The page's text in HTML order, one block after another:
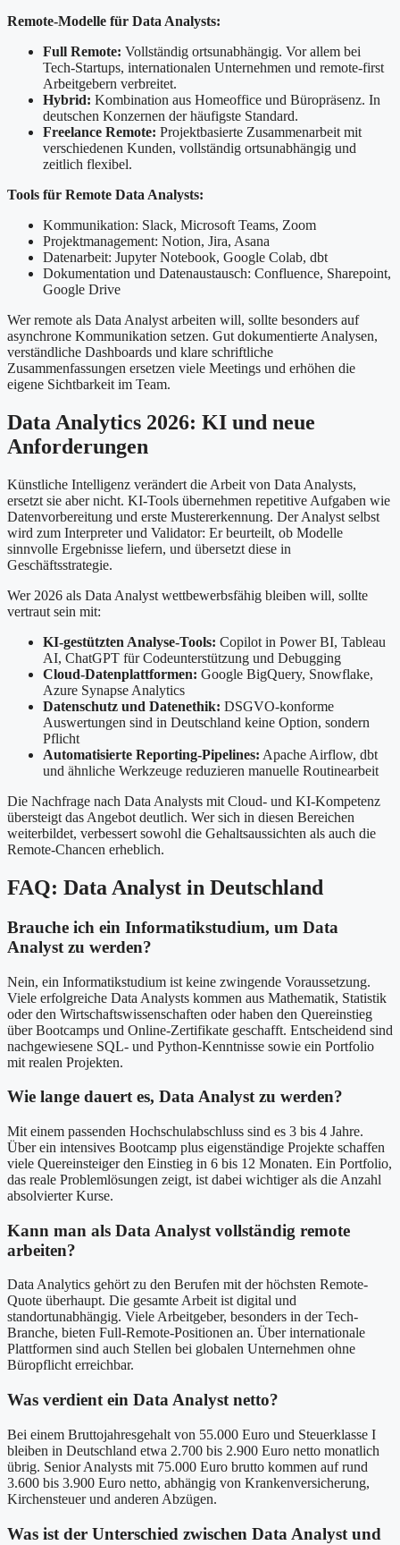
Remote-Modelle für Data Analysts:
Full Remote: Vollständig ortsunabhängig. Vor allem bei
Tech-Startups, internationalen Unternehmen und remote-first
Arbeitgebern verbreitet.
Hybrid: Kombination aus Homeoffice und Büropräsenz. In
deutschen Konzernen der häufigste Standard.
Freelance Remote: Projektbasierte Zusammenarbeit mit
verschiedenen Kunden, vollständig ortsunabhängig und
zeitlich flexibel.
Tools für Remote Data Analysts:
Kommunikation: Slack, Microsoft Teams, Zoom
Projektmanagement: Notion, Jira, Asana
Datenarbeit: Jupyter Notebook, Google Colab, dbt
Dokumentation und Datenaustausch: Confluence, Sharepoint,
Google Drive
Wer remote als Data Analyst arbeiten will, sollte besonders auf
asynchrone Kommunikation setzen. Gut dokumentierte Analysen,
verständliche Dashboards und klare schriftliche
Zusammenfassungen ersetzen viele Meetings und erhöhen die
eigene Sichtbarkeit im Team.
Data Analytics 2026: KI und neue
Anforderungen
Künstliche Intelligenz verändert die Arbeit von Data Analysts,
ersetzt sie aber nicht. KI-Tools übernehmen repetitive Aufgaben wie
Datenvorbereitung und erste Mustererkennung. Der Analyst selbst
wird zum Interpreter und Validator: Er beurteilt, ob Modelle
sinnvolle Ergebnisse liefern, und übersetzt diese in
Geschäftsstrategie.
Wer 2026 als Data Analyst wettbewerbsfähig bleiben will, sollte
vertraut sein mit:
KI-gestützten Analyse-Tools: Copilot in Power BI, Tableau
AI, ChatGPT für Codeunterstützung und Debugging
Cloud-Datenplattformen: Google BigQuery, Snowflake,
Azure Synapse Analytics
Datenschutz und Datenethik: DSGVO-konforme
Auswertungen sind in Deutschland keine Option, sondern
Pflicht
Automatisierte Reporting-Pipelines: Apache Airflow, dbt
und ähnliche Werkzeuge reduzieren manuelle Routinearbeit
Die Nachfrage nach Data Analysts mit Cloud- und KI-Kompetenz
übersteigt das Angebot deutlich. Wer sich in diesen Bereichen
weiterbildet, verbessert sowohl die Gehaltsaussichten als auch die
Remote-Chancen erheblich.
FAQ: Data Analyst in Deutschland
Brauche ich ein Informatikstudium, um Data
Analyst zu werden?
Nein, ein Informatikstudium ist keine zwingende Voraussetzung.
Viele erfolgreiche Data Analysts kommen aus Mathematik, Statistik
oder den Wirtschaftswissenschaften oder haben den Quereinstieg
über Bootcamps und Online-Zertifikate geschafft. Entscheidend sind
nachgewiesene SQL- und Python-Kenntnisse sowie ein Portfolio
mit realen Projekten.
Wie lange dauert es, Data Analyst zu werden?
Mit einem passenden Hochschulabschluss sind es 3 bis 4 Jahre.
Über ein intensives Bootcamp plus eigenständige Projekte schaffen
viele Quereinsteiger den Einstieg in 6 bis 12 Monaten. Ein Portfolio,
das reale Problemlösungen zeigt, ist dabei wichtiger als die Anzahl
absolvierter Kurse.
Kann man als Data Analyst vollständig remote
arbeiten?
Data Analytics gehört zu den Berufen mit der höchsten Remote-
Quote überhaupt. Die gesamte Arbeit ist digital und
standortunabhängig. Viele Arbeitgeber, besonders in der Tech-
Branche, bieten Full-Remote-Positionen an. Über internationale
Plattformen sind auch Stellen bei globalen Unternehmen ohne
Büropflicht erreichbar.
Was verdient ein Data Analyst netto?
Bei einem Bruttojahresgehalt von 55.000 Euro und Steuerklasse I
bleiben in Deutschland etwa 2.700 bis 2.900 Euro netto monatlich
übrig. Senior Analysts mit 75.000 Euro brutto kommen auf rund
3.600 bis 3.900 Euro netto, abhängig von Krankenversicherung,
Kirchensteuer und anderen Abzügen.
Was ist der Unterschied zwischen Data Analyst und